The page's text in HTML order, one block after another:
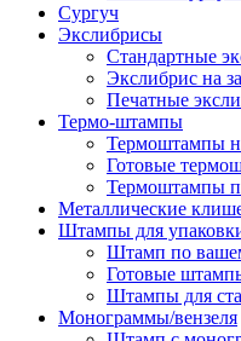
Сургуч
Экслибрисы
Стандартные
Экслибрис на
Печатные
Термо-штампы
Термоштампы
Готовые
Термоштампы
Металлические
Штампы для
Штамп по
Готовые
Штампы для
Монограммы/вензеля